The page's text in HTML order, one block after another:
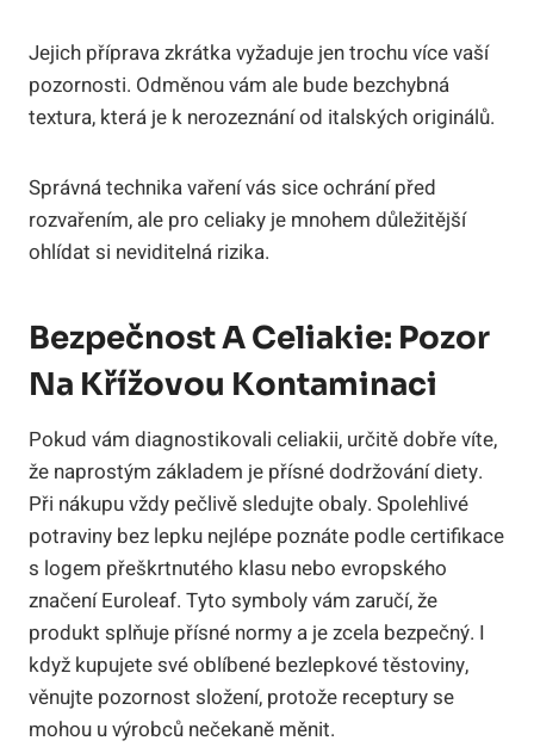
Jejich příprava zkrátka vyžaduje jen trochu více vaší
pozornosti. Odměnou vám ale bude bezchybná
textura, která je k nerozeznání od italských originálů.
Správná technika vaření vás sice ochrání před
rozvařením, ale pro celiaky je mnohem důležitější
ohlídat si neviditelná rizika.
Bezpečnost A Celiakie: Pozor
Na Křížovou Kontaminaci
Pokud vám diagnostikovali celiakii, určitě dobře víte,
že naprostým základem je přísné dodržování diety.
Při nákupu vždy pečlivě sledujte obaly. Spolehlivé
potraviny bez lepku nejlépe poznáte podle certifikace
s logem přeškrtnutého klasu nebo evropského
značení Euroleaf. Tyto symboly vám zaručí, že
produkt splňuje přísné normy a je zcela bezpečný. I
když kupujete své oblíbené bezlepkové těstoviny,
věnujte pozornost složení, protože receptury se
mohou u výrobců nečekaně měnit.